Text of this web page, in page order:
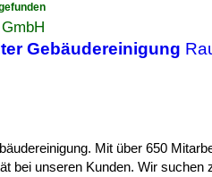
Gebäudereinigung
Mit über 650
bei unseren Kunden. Wir suchen